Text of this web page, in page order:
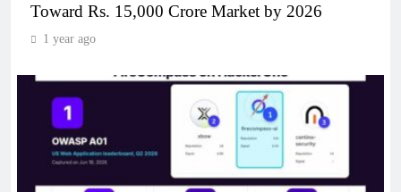
Toward Rs. 15,000 Crore Market by 2026
1 year ago